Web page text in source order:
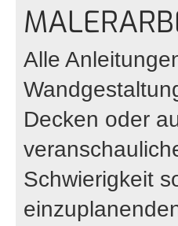
Alle
Decken oder
Schwierigkeit